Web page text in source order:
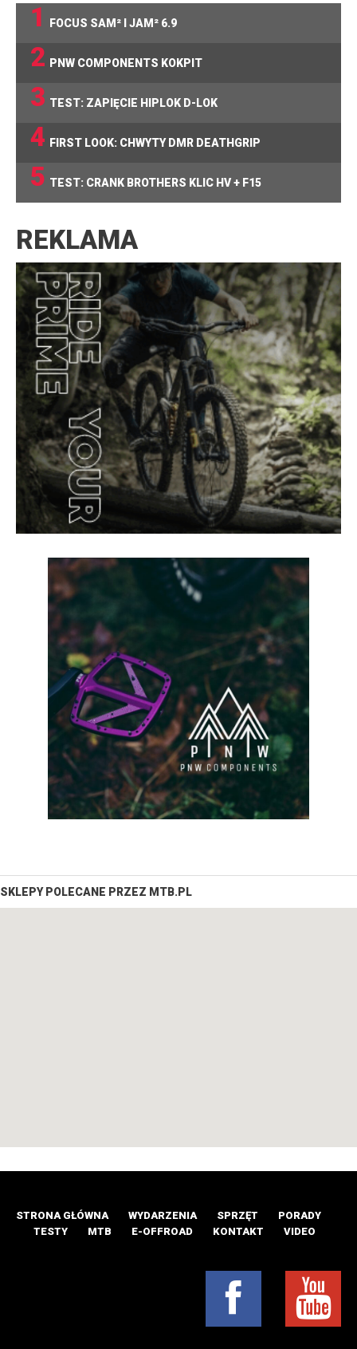
1
FOCUS SAM² I JAM² 6.9
2 PNW COMPONENTS KOKPIT
3 TEST: ZAPIĘCIE HIPLOK D-LOK
4 FIRST LOOK: CHWYTY DMR DEATHGRIP
5 TEST: CRANK BROTHERS KLIC HV + F15
REKLAMA
SKLEPY POLECANE PRZEZ MTB.PL
STRONA GŁÓWNA WYDARZENIA SPRZĘT
PORADY
TESTY
MTB E-OFFROAD KONTAKT VIDEO